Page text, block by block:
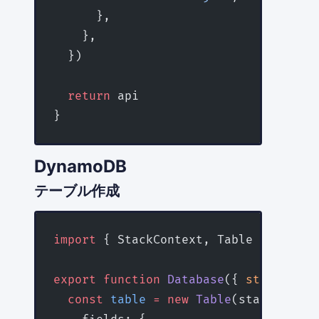
      },
    },
  })
  return
api
}
DynamoDB
テーブル作成
import { StackContext, Table }
export function Database({ stack
  const
table = new Table(stack,